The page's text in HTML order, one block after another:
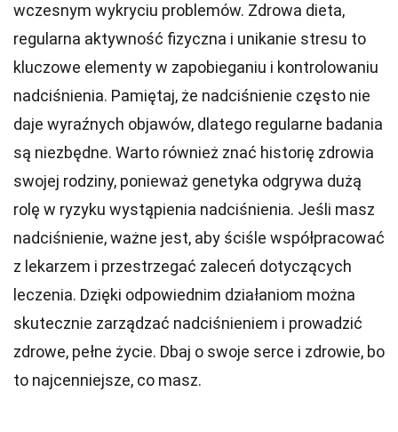
wczesnym wykryciu problemów. Zdrowa dieta,
regularna aktywność fizyczna i unikanie stresu to
kluczowe elementy w zapobieganiu i kontrolowaniu
nadciśnienia. Pamiętaj, że nadciśnienie często nie
daje wyraźnych objawów, dlatego regularne badania
są niezbędne. Warto również znać historię zdrowia
swojej rodziny, ponieważ genetyka odgrywa dużą
rolę w ryzyku wystąpienia nadciśnienia. Jeśli masz
nadciśnienie, ważne jest, aby ściśle współpracować
z lekarzem i przestrzegać zaleceń dotyczących
leczenia. Dzięki odpowiednim działaniom można
skutecznie zarządzać nadciśnieniem i prowadzić
zdrowe, pełne życie. Dbaj o swoje serce i zdrowie, bo
to najcenniejsze, co masz.